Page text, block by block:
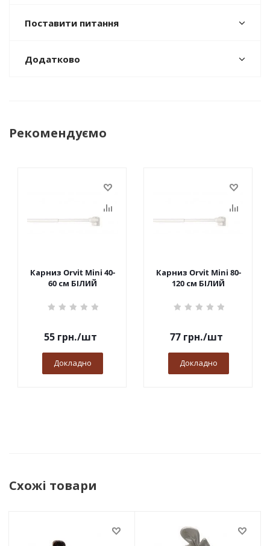
Поставити питання
Додатково
Рекомендуємо
Карниз Orvit Mini 40-
60 см БІЛИЙ
55грн./шт
Докладно
Карниз Orvit Mini 80-
120 см БІЛИЙ
77грн./шт
Докладно
Схожі товари